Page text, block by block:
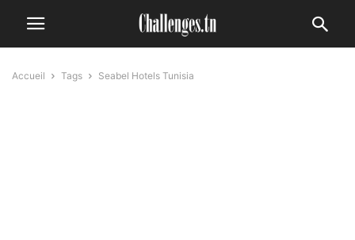
Accueil Tags Seabel Hotels Tunisia